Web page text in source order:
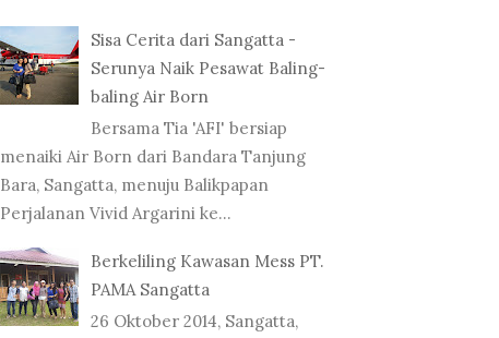
Sisa Cerita dari Sangatta -
Serunya Naik Pesawat Baling-
baling Air Born
Bersama Tia 'AFI' bersiap
menaiki Air Born dari Bandara Tanjung
Bara, Sangatta, menuju Balikpapan
Perjalanan Vivid Argarini ke...
Berkeliling Kawasan Mess PT.
PAMA Sangatta
26 Oktober 2014, Sangatta,